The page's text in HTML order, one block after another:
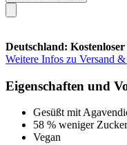
Deutschland:
Weitere Infos zu Versand
Eigenschaften und
Gesüßt mit
58 % weniger Zucker
Vegan